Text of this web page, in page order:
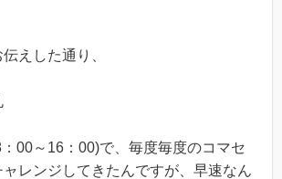
えした通り、
丸
00～16：00)で、毎度毎度のコマセ
レンジしてきたんですが、早速なん